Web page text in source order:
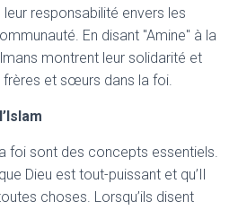
responsabilité envers les
En disant "Amine" à la
montrent leur solidarité et
frères et sœurs dans la foi.
foi sont des concepts essentiels.
Dieu est tout-puissant et qu’Il
choses. Lorsqu’ils disent